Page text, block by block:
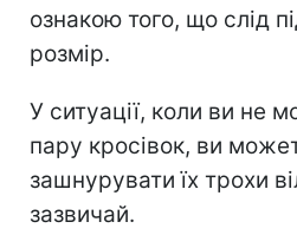
ознакою того, що слід
розмір.
У ситуації, коли ви не
пару кросівок, ви
зашнурувати їх трохи
зазвичай.